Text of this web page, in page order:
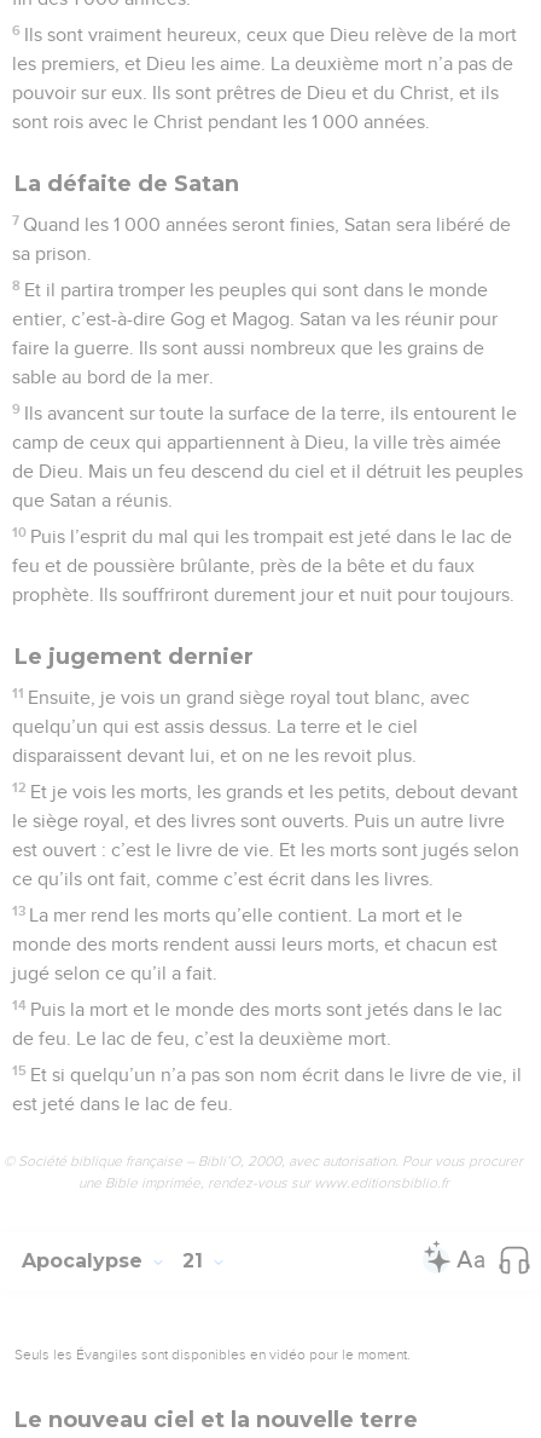
6 Ils sont vraiment heureux, ceux que Dieu relève de la mort
les premiers, et Dieu les aime. La deuxième mort n’a pas de
pouvoir sur eux. Ils sont prêtres de Dieu et du Christ, et ils
sont rois avec le Christ pendant les 1 000 années.
La défaite de Satan
7 Quand les 1 000 années seront finies, Satan sera libéré de
sa prison.
8 Et il partira tromper les peuples qui sont dans le monde
entier, c’est-à-dire Gog et Magog. Satan va les réunir pour
faire la guerre. Ils sont aussi nombreux que les grains de
sable au bord de la mer.
9 Ils avancent sur toute la surface de la terre, ils entourent le
camp de ceux qui appartiennent à Dieu, la ville très aimée
de Dieu. Mais un feu descend du ciel et il détruit les peuples
que Satan a réunis.
10 Puis l’esprit du mal qui les trompait est jeté dans le lac de
feu et de poussière brûlante, près de la bête et du faux
prophète. Ils souffriront durement jour et nuit pour toujours.
Le jugement dernier
11 Ensuite, je vois un grand siège royal tout blanc, avec
quelqu’un qui est assis dessus. La terre et le ciel
disparaissent devant lui, et on ne les revoit plus.
12 Et je vois les morts, les grands et les petits, debout devant
le siège royal, et des livres sont ouverts. Puis un autre livre
est ouvert : c’est le livre de vie. Et les morts sont jugés selon
ce qu’ils ont fait, comme c’est écrit dans les livres.
13 La mer rend les morts qu’elle contient. La mort et le
monde des morts rendent aussi leurs morts, et chacun est
jugé selon ce qu’il a fait.
14 Puis la mort et le monde des morts sont jetés dans le lac
de feu. Le lac de feu, c’est la deuxième mort.
15 Et si quelqu’un n’a pas son nom écrit dans le livre de vie, il
est jeté dans le lac de feu.
© Société biblique française – Bibli’O, 2000, avec autorisation. Pour vous procurer
une Bible imprimée, rendez-vous sur www.editionsbiblio.fr
Apocalypse 21
Seuls les Évangiles sont disponibles en vidéo pour le moment.
Le nouveau ciel et la nouvelle terre